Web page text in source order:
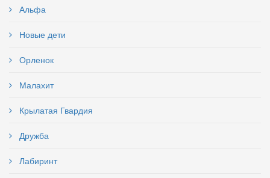
Альфа
Новые дети
Орленок
Малахит
Крылатая Гвардия
Дружба
Лабиринт